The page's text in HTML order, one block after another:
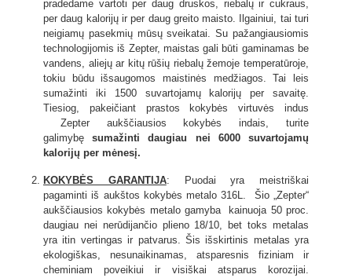
pradedame vartoti per daug druskos, riebalų ir cukraus,
per daug kalorijų ir per daug greito maisto. Ilgainiui, tai turi
neigiamų pasekmių mūsų sveikatai. Su pažangiausiomis
technologijomis iš Zepter, maistas gali būti gaminamas be
vandens, aliejų ar kitų rūšių riebalų žemoje temperatūroje,
tokiu būdu išsaugomos maistinės medžiagos. Tai leis
sumažinti iki 1500 suvartojamų kalorijų per savaitę.
Tiesiog, pakeičiant prastos kokybės virtuvės indus
Zepter aukščiausios kokybės indais, turite
galimybęsumažinti daugiau nei 6000 suvartojamų
kalorijų per mėnesį.
KOKYBĖS GARANTIJA: Puodai yra meistriškai
pagaminti iš aukštos kokybės metalo 316L. Šio „Zepter“
aukščiausios kokybės metalo gamyba kainuoja 50 proc.
daugiau nei nerūdijančio plieno 18/10, bet toks metalas
yra itin vertingas ir patvarus. Šis išskirtinis metalas yra
ekologiškas, nesunaikinamas, atsparesnis fiziniam ir
cheminiam poveikiui ir visiškai atsparus korozijai.